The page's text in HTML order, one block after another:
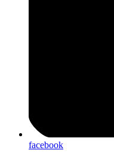
facebook